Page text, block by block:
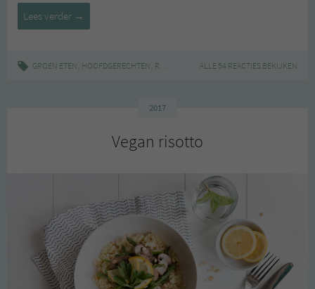
Lees verder Vegan
Mac
Cheese
→
GROEN ETEN, HOOFDGERECHTEN, RECEPT AMERIKAANS,EDELGIST,KAASSAUS
ALLE 54 REACTIES BEKIJKEN
2017
Vegan risotto